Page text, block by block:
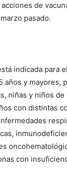
de
pasado.
indicada para
años y mayores,
niñas y niños de
con distintas
con